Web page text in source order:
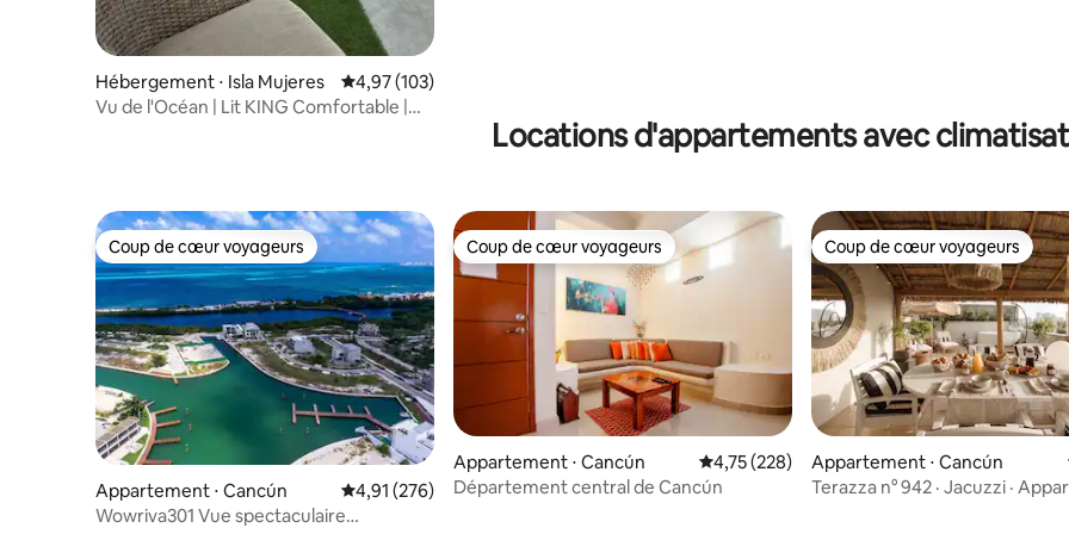
Hébergement ⋅ Isla Mujeres Évaluation moyenne sur la base de 103 commentaires : 4,97 sur 5
4,97 (103)
Vu de l'Océan | Lit KING Comfortable |
Locations d'appartements avec
Coup de cœur voyageurs
Coup de cœur voyageurs
Appartement ⋅ Cancún Évaluation moyenne sur la base de 276 commentaires : 4,91 sur 5
4,91 (276)
Wowriva301 Vue spectaculaire
Coup de cœur voyageurs
Coup de cœur voyageurs
Appartement ⋅ Cancún Évaluation moyenne sur la base de 228
4,75 (228)
Département central de Cancún
Coup de cœur voyageurs
Coup de cœur voyageurs
Appartement ⋅ Cancún
Terazza n° 942 · Jacuzzi ·